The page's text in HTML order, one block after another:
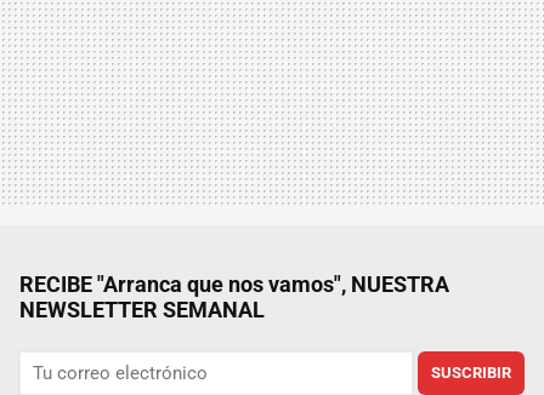
RECIBE "Arranca que nos vamos", NUESTRA
NEWSLETTER SEMANAL
SUSCRIBIR